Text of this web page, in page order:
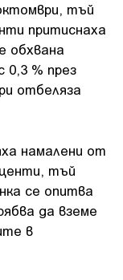
тъй
притиснаха
обхвана
0,3 % през
отбеляза
намалени от
тъй
се опитва
да вземе
в